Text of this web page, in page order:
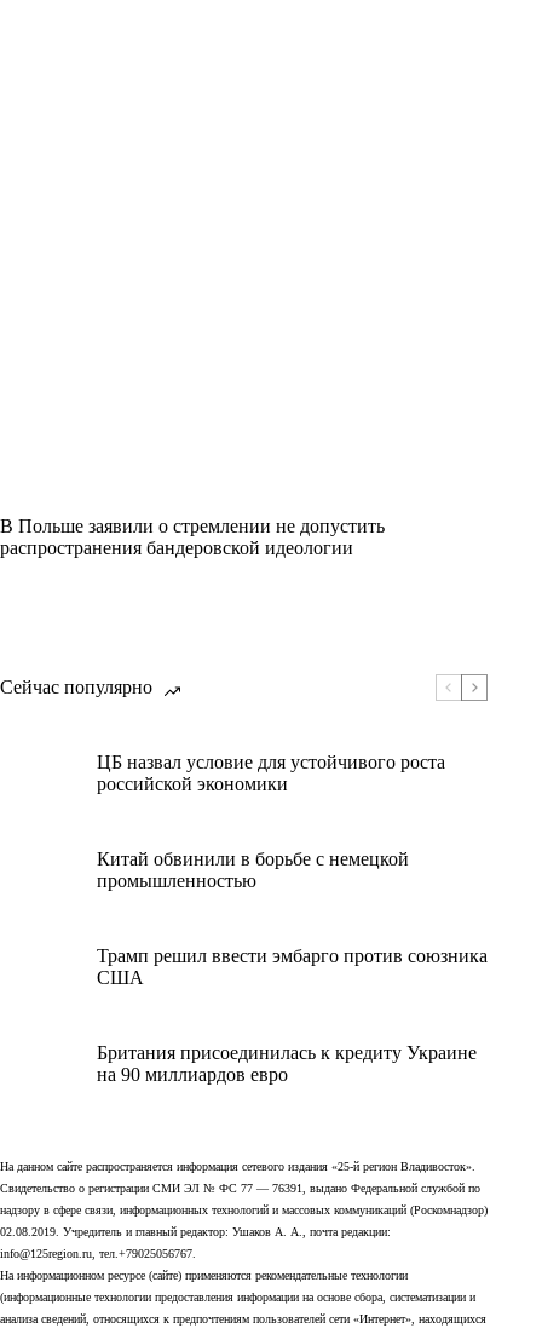
В Польше заявили о стремлении не допустить
распространения бандеровской идеологии
Сейчас популярно
ЦБ назвал условие для устойчивого роста
российской экономики
Китай обвинили в борьбе с немецкой
промышленностью
Трамп решил ввести эмбарго против союзника
США
Британия присоединилась к кредиту Украине
на 90 миллиардов евро
На данном сайте распространяется информация сетевого издания «25-й регион Владивосток».
Свидетельство о регистрации СМИ ЭЛ № ФС 77 — 76391, выдано Федеральной службой по
надзору в сфере связи, информационных технологий и массовых коммуникаций (Роскомнадзор)
02.08.2019. Учредитель и главный редактор: Ушаков А. А., почта редакции:
info@125region.ru, тел.+79025056767.
На информационном ресурсе (сайте) применяются рекомендательные технологии
(информационные технологии предоставления информации на основе сбора, систематизации и
анализа сведений, относящихся к предпочтениям пользователей сети «Интернет», находящихся